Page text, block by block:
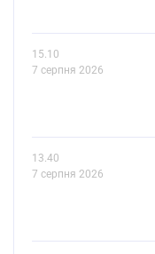
15.10
7 серпня 2026
13.40
7 серпня 2026